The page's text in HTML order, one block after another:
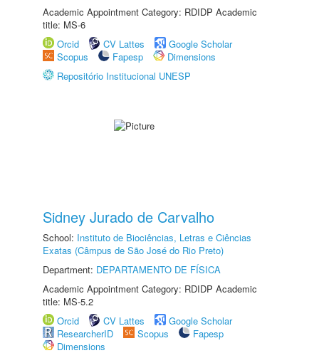
Academic Appointment Category: RDIDP Academic
title: MS-6
Orcid
CV Lattes
Google Scholar
Scopus
Fapesp
Dimensions
Repositório Institucional UNESP
Sidney Jurado de Carvalho
School: Instituto de Biociências, Letras e Ciências
Exatas (Câmpus de São José do Rio Preto)
Department: DEPARTAMENTO DE FÍSICA
Academic Appointment Category: RDIDP Academic
title: MS-5.2
Orcid
CV Lattes
Google Scholar
ResearcherID
Scopus
Fapesp
Dimensions